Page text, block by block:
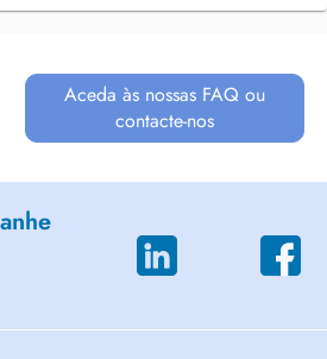
Aceda às nossas FAQ ou
contacte-nos